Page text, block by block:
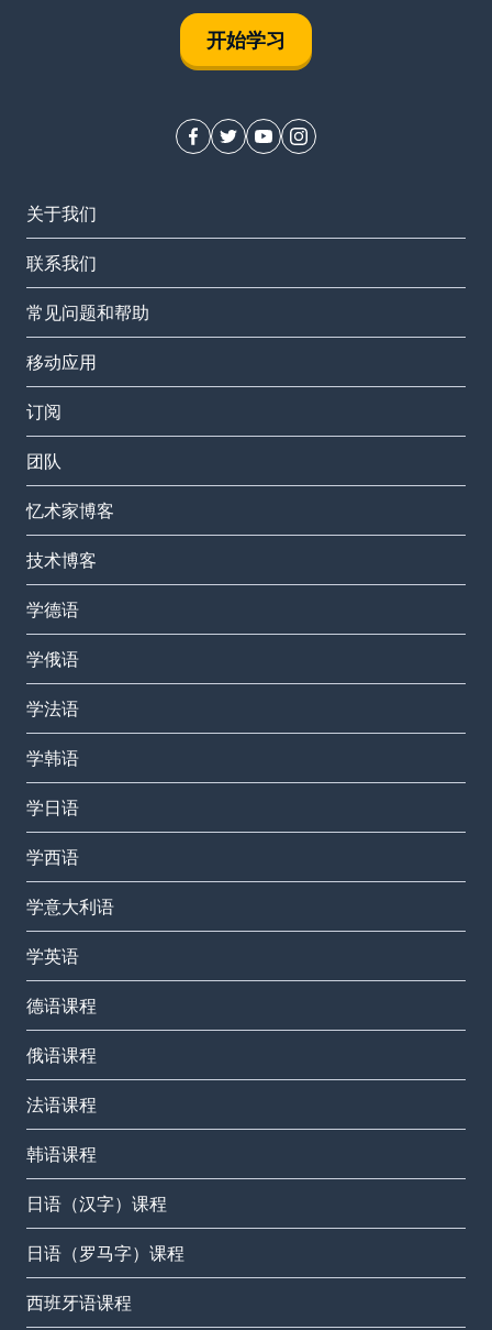
开始学习
关于我们
联系我们
常见问题和帮助
移动应用
订阅
团队
忆术家博客
技术博客
学德语
学俄语
学法语
学韩语
学日语
学西语
学意大利语
学英语
德语课程
俄语课程
法语课程
韩语课程
日语（汉字）课程
日语（罗马字）课程
西班牙语课程